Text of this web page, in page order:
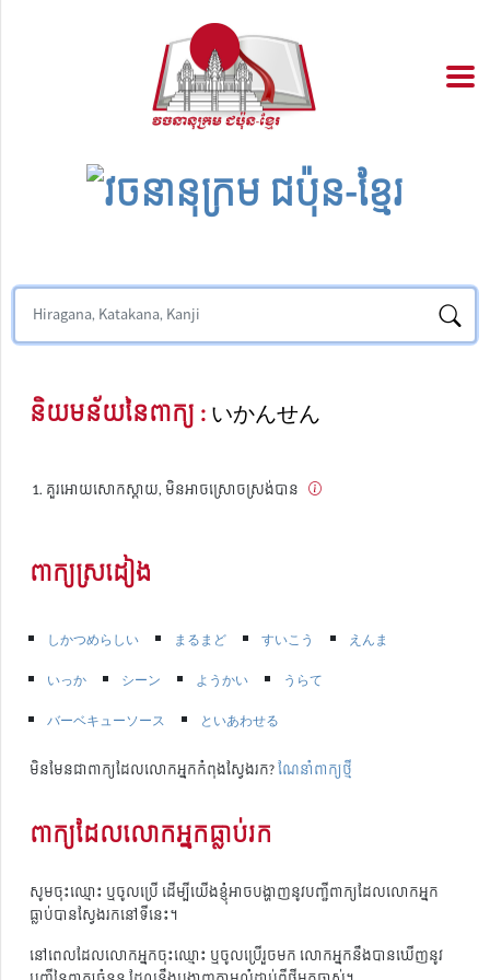
និយមន័យនៃពាក្យ :いかんせん
គួរអោយសោកស្តាយ, មិនអាចស្រោចស្រង់បាន
ពាក្យស្រដៀង
しかつめらしい まるまど すいこう
えんま
いっか
シーン ようかい
うらて
バーベキューソース
といあわせる
មិនមែនជាពាក្យដែលលោកអ្នកកំពុងស្វែងរក?ណែនាំពាក្យថ្មី
ពាក្យដែលលោកអ្នកធ្លាប់រក
សូមចុះឈ្មោះ ឬចូលប្រើ ដើម្បីយើងខ្ញុំអាចបង្ហាញនូវបញ្ជីពាក្យដែលលោកអ្នក
ធ្លាប់បានស្វែងរកនៅទីនេះ។
នៅពេលដែលលោកអ្នកចុះឈ្មោះ ឬចូលប្រើរួចមក លោកអ្នកនឹងបានឃើញនូវ